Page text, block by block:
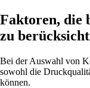
Faktoren, die
zu
Bei der Auswahl von
sowohl die
können.